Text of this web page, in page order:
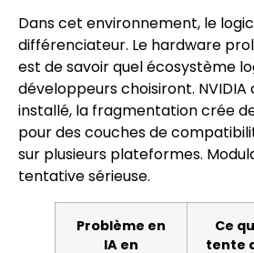
Dans cet environnement, le
différenciateur. Le hardware
est de savoir quel écosystème
développeurs choisiront.
installé, la fragmentation crée
pour des couches de
sur plusieurs plateformes.
tentative sérieuse.
Problème en
IA en
Ce
tente